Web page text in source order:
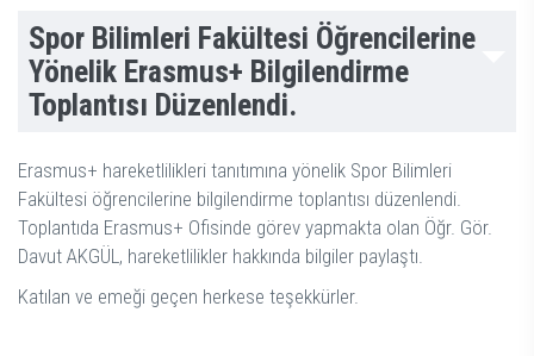
Spor Bilimleri Fakültesi Öğrencilerine
Yönelik Erasmus+ Bilgilendirme
Toplantısı Düzenlendi.
Erasmus+ hareketlilikleri tanıtımına yönelik Spor Bilimleri
Fakültesi öğrencilerine bilgilendirme toplantısı düzenlendi.
Toplantıda Erasmus+ Ofisinde görev yapmakta olan Öğr. Gör.
Davut AKGÜL, hareketlilikler hakkında bilgiler paylaştı.
Katılan ve emeği geçen herkese teşekkürler.